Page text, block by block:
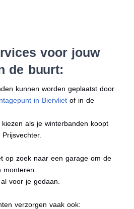
voor jouw
de buurt:
kunnen worden geplaatst door
in Biervliet of in de
als je winterbanden koopt
op zoek naar een garage om de
voor je gedaan.
verzorgen vaak ook: